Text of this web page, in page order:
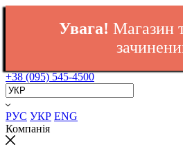
Увага! Магазин
+38 (095) 545-4500
РУС УКР ENG
Компанія